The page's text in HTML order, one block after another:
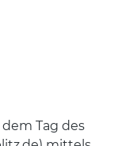
Tag des